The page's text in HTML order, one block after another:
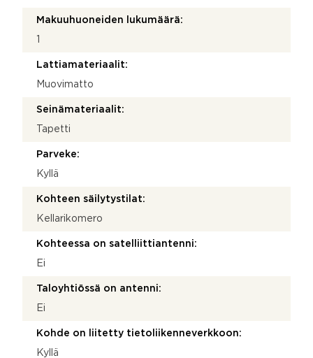
Makuuhuoneiden lukumäärä:
Lattiamateriaalit:
Muovimatto
Seinämateriaalit:
Tapetti
Parveke:
Kyllä
Kohteen säilytystilat:
Kellarikomero
Kohteessa on satelliittiantenni:
Ei
Taloyhtiössä on antenni:
Ei
Kohde on liitetty tietoliikenneverkkoon:
Kyllä